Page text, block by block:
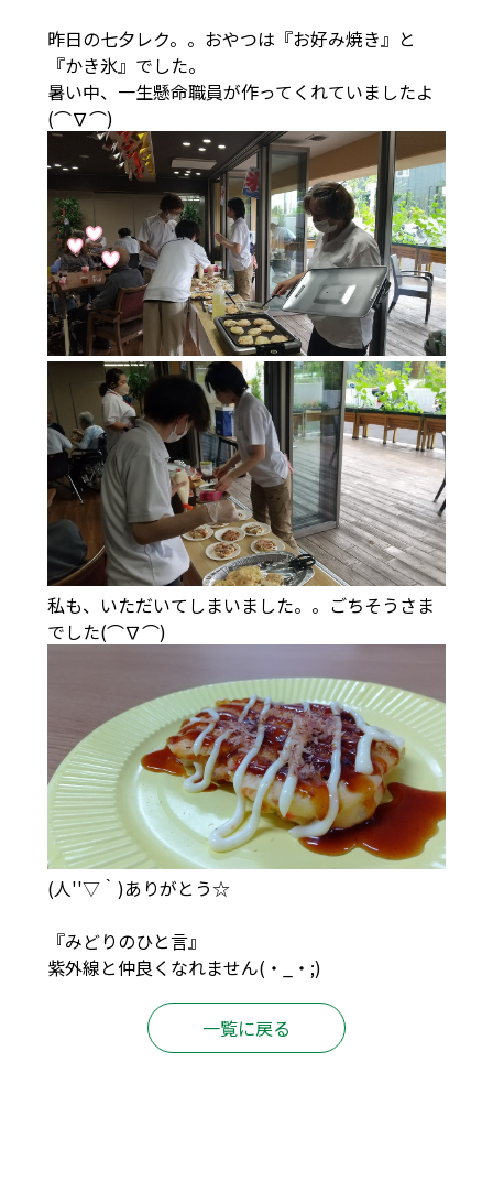
昨日の七夕レク。。おやつは『お好み焼き』と
『かき氷』でした。
暑い中、一生懸命職員が作ってくれていましたよ
(⌒∇⌒)
私も、いただいてしまいました。。ごちそうさま
でした(⌒∇⌒)
(人''▽｀)ありがとう☆
『みどりのひと言』
紫外線と仲良くなれません(・_・;)
一覧に戻る